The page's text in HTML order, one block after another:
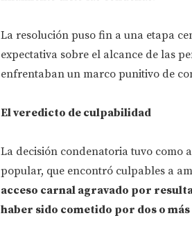
La resolución puso fin a una etapa
expectativa sobre el alcance de las
enfrentaban un marco punitivo de
El veredicto de culpabilidad
La decisión condenatoria tuvo como
popular, que encontró culpables a
acceso carnal agravado por
haber sido cometido por dos o